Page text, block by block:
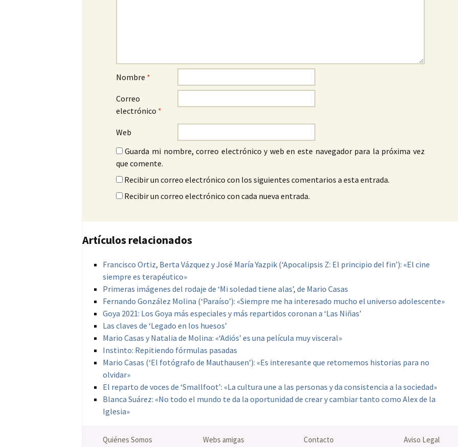
Nombre *
Correo
electrónico *
Web
Guarda mi nombre, correo electrónico y web en este navegador para la próxima vez
que comente.
Recibir un correo electrónico con los siguientes comentarios a esta entrada.
Recibir un correo electrónico con cada nueva entrada.
Artículos relacionados
Francisco Ortiz, Berta Vázquez y José María Yazpik (‘Apocalipsis Z: El principio del fin’): «El cine
siempre es terapéutico»
Primeras imágenes del rodaje de ‘Mi soledad tiene alas’, de Mario Casas
Fernando González Molina (‘Paraíso’): «Siempre me ha interesado mucho el universo adolescente»
Goya 2021: Los Goya más especiales y más repartidos coronan a ‘Las Niñas’
Las claves de ‘Legado en los huesos’
Mario Casas y Natalia de Molina: «‘Adiós’ es una película muy visceral»
Instinto: Repitiendo fórmulas pasadas
Mario Casas (‘El fotógrafo de Mauthausen’): «Es interesante que retomemos historias para no
olvidar»
El reparto de voces de ‘Smallfoot’: «La cultura une a las personas y da consistencia a la sociedad»
Blanca Suárez: «No todo el mundo te da la oportunidad de crear y cambiar tanto como Alex de la
Iglesia»
Quiénes Somos Webs amigas Contacto Aviso Legal